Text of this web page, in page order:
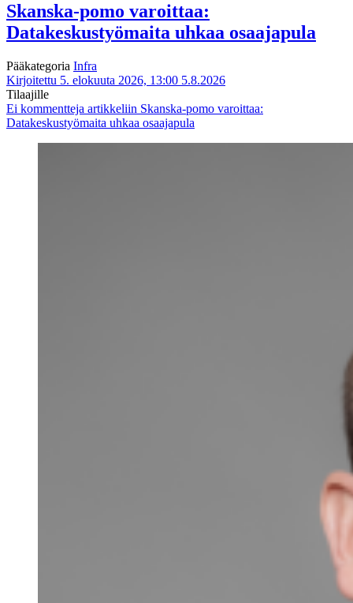
Skanska-pomo varoittaa:
Datakeskustyömaita uhkaa osaajapula
Pääkategoria Infra
Kirjoitettu 5. elokuuta 2026, 13:00 5.8.2026
Tilaajille
Ei kommentteja artikkeliin Skanska-pomo varoittaa:
Datakeskustyömaita uhkaa osaajapula